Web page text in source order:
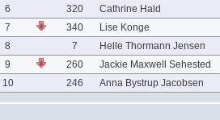
6
320
Cathrine Hald
7
340
Lise Konge
8
7
Helle Thormann Jensen
9
260
Jackie Maxwell Sehested
10
246 Anna Bystrup Jacobsen